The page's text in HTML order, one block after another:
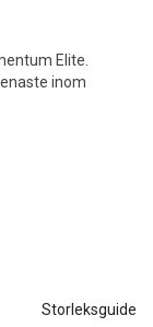
Elite.
inom
Storleksguide